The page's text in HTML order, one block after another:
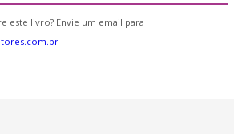
este livro? Envie um email para